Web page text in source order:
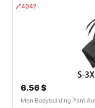
🔗404?
6.56 $
Men Bodybuilding Pant